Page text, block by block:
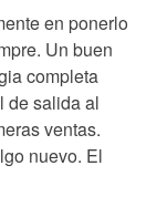
en ponerlo
Un buen
completa
de salida al
ventas.
nuevo. El